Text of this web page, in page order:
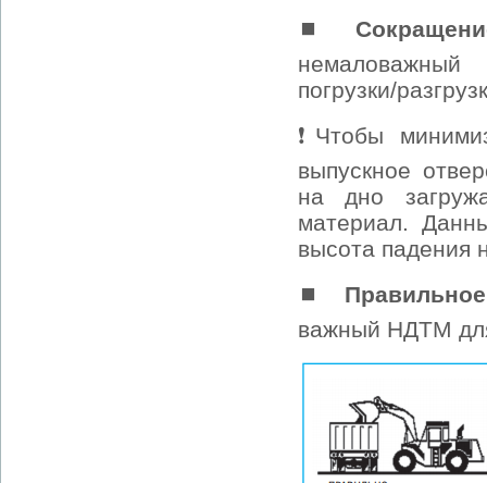
⏹
погрузки/
❗Чтобы
выпускное
на дно
материал.
высота падения
⏹
важный НДТМ